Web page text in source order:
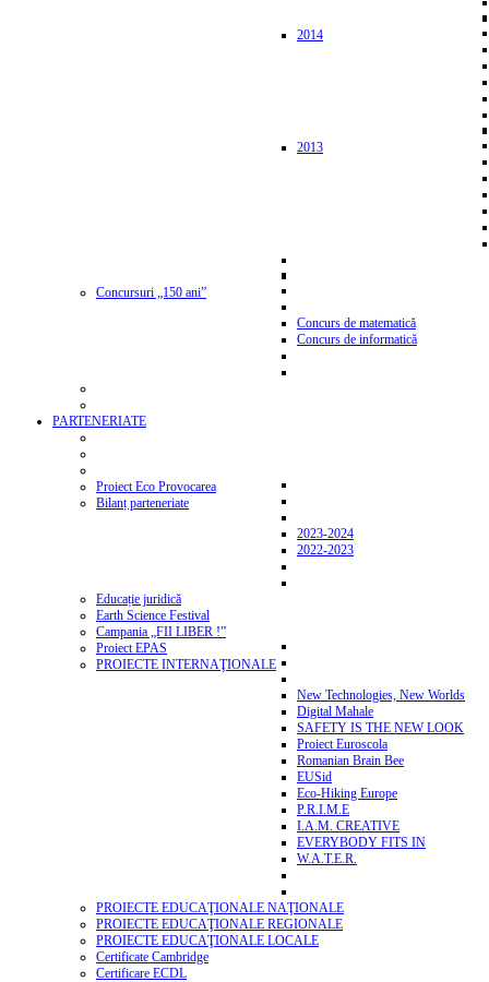
2014
2013
Concursuri „150 ani”
Concurs de matematică
Concurs de informatică
PARTENERIATE
Proiect Eco Provocarea
Bilanț parteneriate
2023-2024
2022-2023
Educație juridică
Earth Science Festival
Campania „FII LIBER !”
Proiect EPAS
PROIECTE INTERNAŢIONALE
New Technologies, New Worlds
Digital Mahale
SAFETY IS THE NEW LOOK
Proiect Euroscola
Romanian Brain Bee
EUSid
Eco-Hiking Europe
P.R.I.M.E
I.A.M. CREATIVE
EVERYBODY FITS IN
W.A.T.E.R.
PROIECTE EDUCAŢIONALE NAŢIONALE
PROIECTE EDUCAŢIONALE REGIONALE
PROIECTE EDUCAŢIONALE LOCALE
Certificate Cambridge
Certificare ECDL